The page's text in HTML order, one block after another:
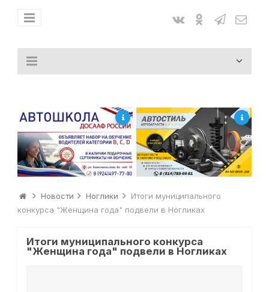
Новости Ноглики
Итоги муниципального
конкурса "Женщина года" подвели в Ногликах
Итоги муниципального конкурса
"Женщина года" подвели в Ногликах